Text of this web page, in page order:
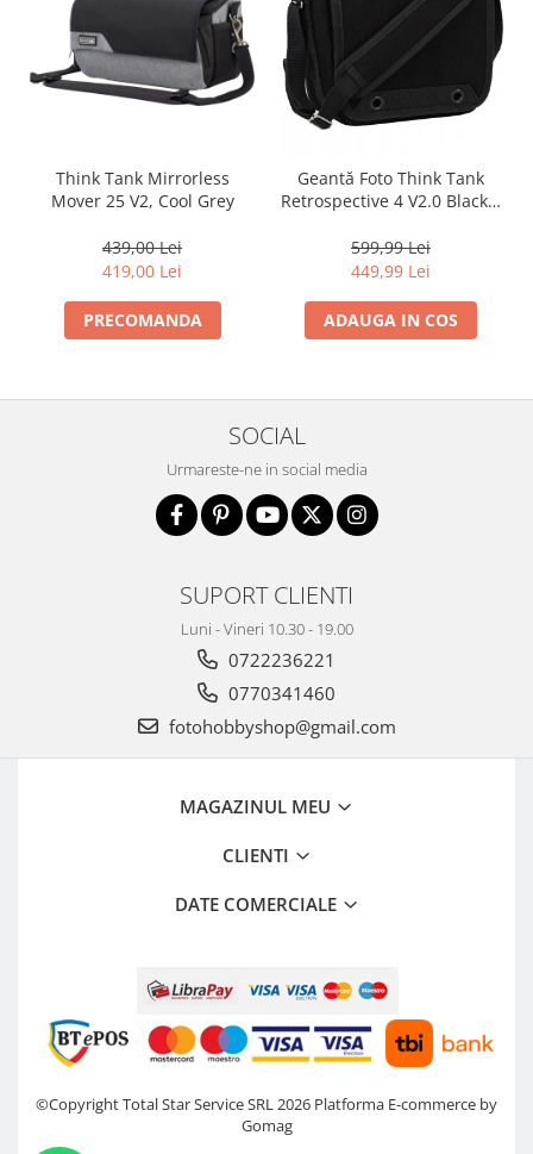
Think Tank Mirrorless
Mover 25 V2, Cool Grey
439,00 Lei
419,00 Lei
PRECOMANDA
Geantă Foto Think Tank
Retrospective 4 V2.0 Black –
Mirrorless și DSLR
599,99 Lei
449,99 Lei
ADAUGA IN COS
SOCIAL
Urmareste-ne in social media
SUPORT CLIENTI
Luni - Vineri 10.30 - 19.00
0722236221
0770341460
fotohobbyshop@gmail.com
MAGAZINUL MEU
CLIENTI
DATE COMERCIALE
©Copyright Total Star Service SRL 2026 Platforma E-commerce by
Gomag